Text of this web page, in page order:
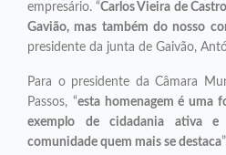
empresário. “Carlos Vieira de
Gavião, mas também do nosso
presidente da junta de Gaivão,
Para o presidente da Câmara
Passos, “esta homenagem é uma
exemplo de cidadania ativa
comunidade quem mais se destaca